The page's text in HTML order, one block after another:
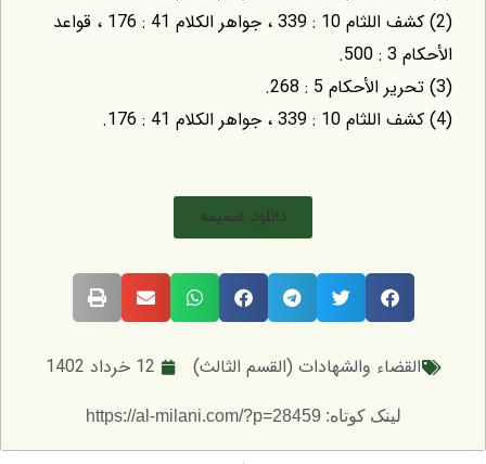
(2) كشف اللثام 10 : 339 ، جواهر الكلام 41 : 176 ، قواعد
دانلود ضمیمه
والشهادات (القسم الثالث) 12 خرداد 1402